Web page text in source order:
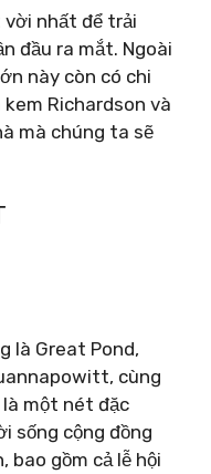
vời nhất để trải
đầu ra mắt. Ngoài
này còn có chi
Richardson và
mà chúng ta sẽ
là Great Pond,
cùng
một nét đặc
sống cộng đồng
bao gồm cả lễ hội